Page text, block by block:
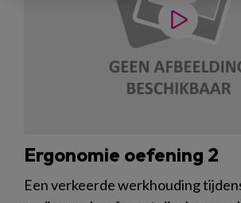
Ergonomie oefening 2
Een verkeerde werkhouding